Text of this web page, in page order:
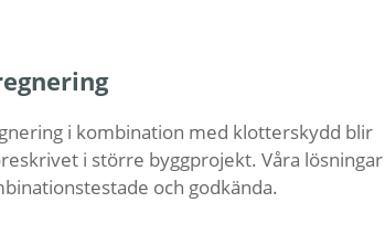
i kombination med klotterskydd blir
i större byggprojekt. Våra lösningar
och godkända.